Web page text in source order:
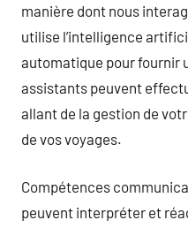
manière dont nous
utilise l’intelligence
automatique pour fournir
assistants peuvent
allant de la gestion de
de vos voyages.
Compétences
peuvent interpréter et